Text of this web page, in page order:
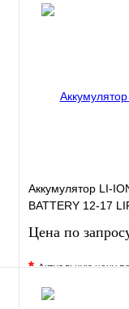
Аккумулятор LI-
BATTERY 12-17
Цена по
*Актуальную цену
В избранное